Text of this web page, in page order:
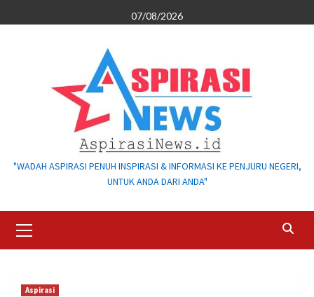
to
07/08/2026
"WADAH ASPIRASI PENUH INSPIRASI & INFORMASI KE PENJURU NEGERI,
UNTUK ANDA DARI ANDA"
Menu
Aspirasi